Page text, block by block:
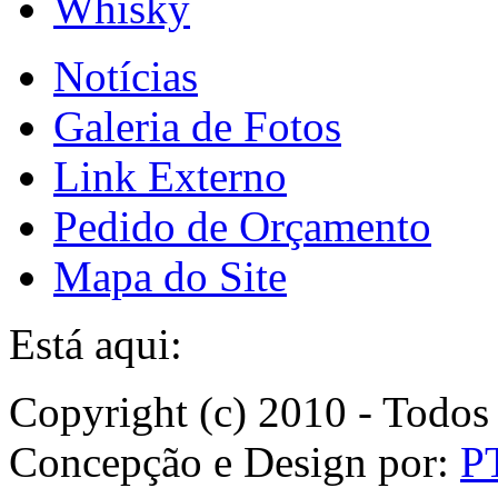
Notícias
Galeria de Fotos
Link Externo
Pedido de Orçamento
Mapa do Site
Está aqui:
Copyright (c) 2010 -
Concepção e Design por: